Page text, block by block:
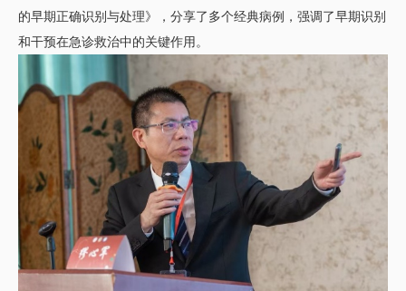
的早期正确识别与处理》，分享了多个经典病例，强调了早期识别
和干预在急诊救治中的关键作用。